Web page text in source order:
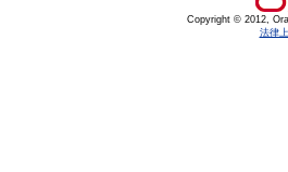
Copyright © 2012,
法律